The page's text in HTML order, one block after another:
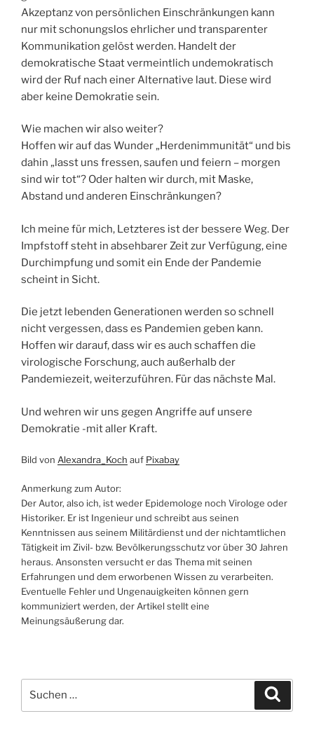
Akzeptanz von persönlichen Einschränkungen kann
nur mit schonungslos ehrlicher und transparenter
Kommunikation gelöst werden. Handelt der
demokratische Staat vermeintlich undemokratisch
wird der Ruf nach einer Alternative laut. Diese wird
aber keine Demokratie sein.
Wie machen wir also weiter?
Hoffen wir auf das Wunder „Herdenimmunität“ und bis
dahin „lasst uns fressen, saufen und feiern – morgen
sind wir tot“? Oder halten wir durch, mit Maske,
Abstand und anderen Einschränkungen?
Ich meine für mich, Letzteres ist der bessere Weg. Der
Impfstoff steht in absehbarer Zeit zur Verfügung, eine
Durchimpfung und somit ein Ende der Pandemie
scheint in Sicht.
Die jetzt lebenden Generationen werden so schnell
nicht vergessen, dass es Pandemien geben kann.
Hoffen wir darauf, dass wir es auch schaffen die
virologische Forschung, auch außerhalb der
Pandemiezeit, weiterzuführen. Für das nächste Mal.
Und wehren wir uns gegen Angriffe auf unsere
Demokratie -mit aller Kraft.
Bild von Alexandra_Koch auf Pixabay
Anmerkung zum Autor:
Der Autor, also ich, ist weder Epidemologe noch Virologe oder
Historiker. Er ist Ingenieur und schreibt aus seinen
Kenntnissen aus seinem Militärdienst und der nichtamtlichen
Tätigkeit im Zivil- bzw. Bevölkerungsschutz vor über 30 Jahren
heraus. Ansonsten versucht er das Thema mit seinen
Erfahrungen und dem erworbenen Wissen zu verarbeiten.
Eventuelle Fehler und Ungenauigkeiten können gern
kommuniziert werden, der Artikel stellt eine
Meinungsäußerung dar.
nach: